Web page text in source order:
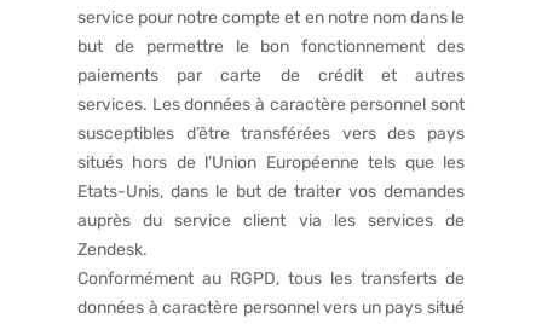
service pour notre compte et en notre nom dans le
but de permettre le bon fonctionnement des
paiements par carte de crédit et autres
services. Les données à caractère personnel sont
susceptibles d’être transférées vers des pays
situés hors de l’Union Européenne tels que les
Etats-Unis, dans le but de traiter vos demandes
auprès du service client via les services de
Zendesk.
Conformément au RGPD, tous les transferts de
données à caractère personnel vers un pays situé